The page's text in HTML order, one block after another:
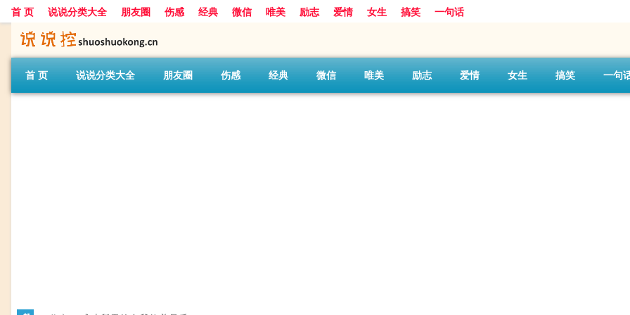
首 页 说说分类大全 朋友圈 伤感 经典 微信 唯美 励志 爱情 女生 搞笑 一句话
首 页 说说分类大全 朋友圈 伤感 经典 微信 唯美 励志 爱情 女生 搞笑 一句